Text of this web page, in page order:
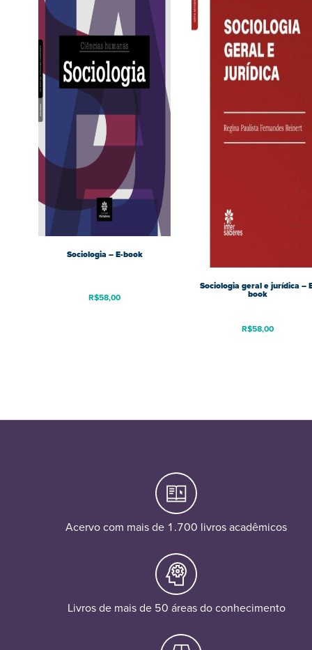
Sociologia – E-book
R$58,00
Sociologia geral e jurídica –
book
R$58,00
Acervo com mais de 1.700 livros acadêmicos
Livros de mais de 50 áreas do conhecimento